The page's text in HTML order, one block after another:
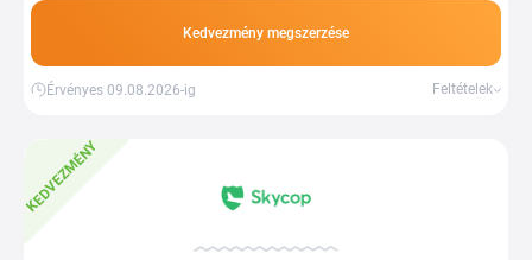
Kedvezmény megszerzése
Érvényes 09.08.2026-ig Feltételek
KEDVEZMÉNY